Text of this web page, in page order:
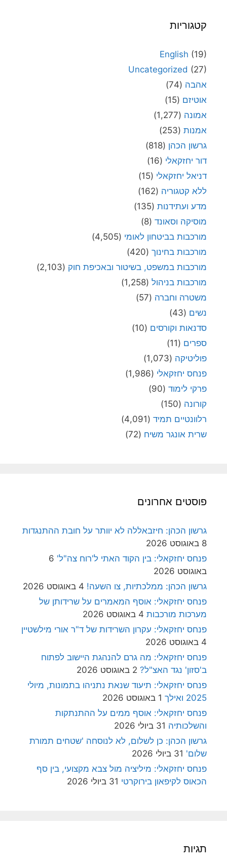
קטגוריות
English (19)
Uncategorized (27)
אהבה (74)
אוטיזם (15)
אמונה (1,277)
אמנות (253)
גרשון הכהן (818)
דור יחזקאלי (16)
דניאל יחזקאלי (15)
ללא קטגוריה (162)
מדע ועתידנות (135)
מוסיקה וסאונד (8)
מורכבות בביטחון לאומי (4,505)
מורכבות בחינוך (420)
מורכבות במשפט, בשיטור ובאכיפת חוק (2,103)
מורכבות בניהול (1,258)
משטרה וחברה (57)
נשים (43)
סדנאות וקורסים (10)
ספרים (11)
פוליטיקה (1,073)
פנחס יחזקאלי (1,986)
פרקי לימוד (90)
קורונה (150)
רלוונטיים תמיד (4,091)
שרית אונגר משיח (72)
פוסטים אחרונים
גרשון הכהן: חיזבאללה לא יוותר על חובת ההתנגדות
8 באוגוסט 2026
פנחס יחזקאלי: בין הקוד האתי ל'רוח צה"ל' 6
באוגוסט 2026
גרשון הכהן: ממלכתיות, צו השעה! 4 באוגוסט 2026
פנחס יחזקאלי: אוסף המאמרים על שרידותן של
מערכות מורכבות 4 באוגוסט 2026
פנחס יחזקאלי: עקרון השרידות של ד"ר אורי מילשטיין
4 באוגוסט 2026
פנחס יחזקאלי: מה גרם להנהגת היישוב לפתוח
ב'סזון' נגד האצ"ל? 2 באוגוסט 2026
פנחס יחזקאלי: תיעוד שנאת נתניהו בתמונות, מיולי
2025 ואילך
1 באוגוסט 2026
פנחס יחזקאלי: אוסף ממים על ההתנתקות
והשלכותיה 31 ביולי 2026
גרשון הכהן: כן לשלום, לא לנוסחה 'שטחים תמורת
שלום' 31 ביולי 2026
פנחס יחזקאלי: מיליציה מול צבא מקצועי, בין סף
הכאוס לקיפאון בירוקרטי 31 ביולי 2026
תגיות